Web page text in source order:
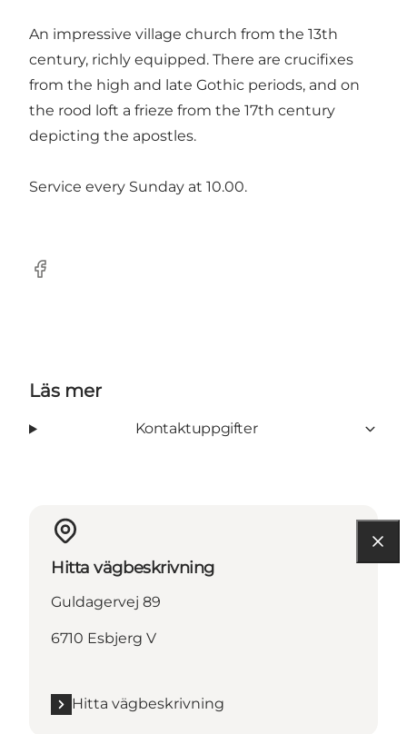
An impressive village church from the 13th
century, richly equipped. There are crucifixes
from the high and late Gothic periods, and on
the rood loft a frieze from the 17th century
depicting the apostles.
Service every Sunday at 10.00.
Facebook
Läs mer
Kontaktuppgifter
Hitta vägbeskrivning
Guldagervej 89
6710 Esbjerg V
Hitta vägbeskrivning